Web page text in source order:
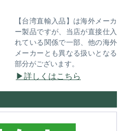
【台湾直輸入品】は海外メーカ
ー製品ですが、当店が直接仕入
れている関係で一部、他の海外
メーカーとも異なる扱いとなる
部分がございます。
詳しくはこちら